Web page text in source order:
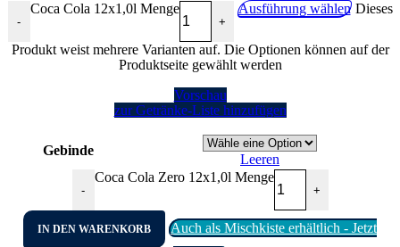
-
Coca Cola 12x1,0l Menge
+
Ausführung wählen Dieses
Produkt weist mehrere Varianten auf. Die Optionen können auf der
Produktseite gewählt werden
Vorschau
zur Getränke-Liste hinzufügen
Gebinde
Leeren
-
Coca Cola Zero 12x1,0l Menge
+
IN DEN WARENKORB
Auch als Mischkiste erhältlich - Jetzt